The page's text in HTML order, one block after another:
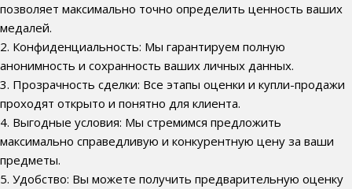
позволяет максимально точно определить ценность ваших
медалей.
2. Конфиденциальность: Мы гарантируем полную
анонимность и сохранность ваших личных данных.
3. Прозрачность сделки: Все этапы оценки и купли-продажи
проходят открыто и понятно для клиента.
4. Выгодные условия: Мы стремимся предложить
максимально справедливую и конкурентную цену за ваши
предметы.
5. Удобство: Вы можете получить предварительную оценку